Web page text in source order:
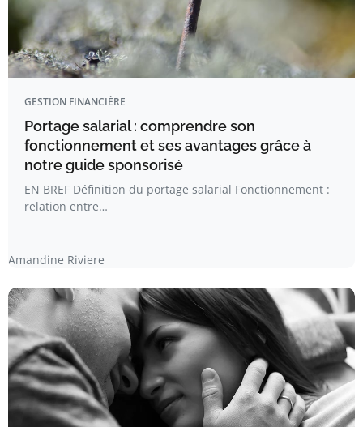
GESTION FINANCIÈRE
Portage salarial : comprendre son
fonctionnement et ses avantages grâce à
notre guide sponsorisé
EN BREF Définition du portage salarial Fonctionnement :
relation entre…
Amandine Riviere